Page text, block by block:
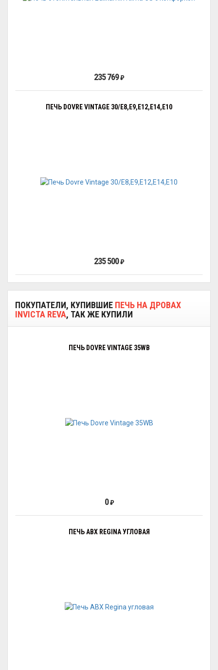
235 769₽
ПЕЧЬ DOVRE VINTAGE 30/E8,E9,E12,E14,E10
235 500₽
ПОКУПАТЕЛИ, КУПИВШИЕ ПЕЧЬ НА ДРОВАХ
INVICTA REVA, ТАК ЖЕ КУПИЛИ
ПЕЧЬ DOVRE VINTAGE 35WB
0₽
ПЕЧЬ ABX REGINA УГЛОВАЯ